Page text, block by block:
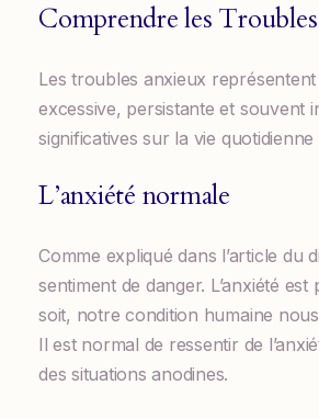
Comprendre les
Les troubles anxieux
excessive, persistante et souvent
significatives sur la vie
L’anxiété normale
Comme expliqué dans l’article
sentiment de danger. L’anxiété
soit, notre condition humaine
Il est normal de ressentir de
des situations anodines.